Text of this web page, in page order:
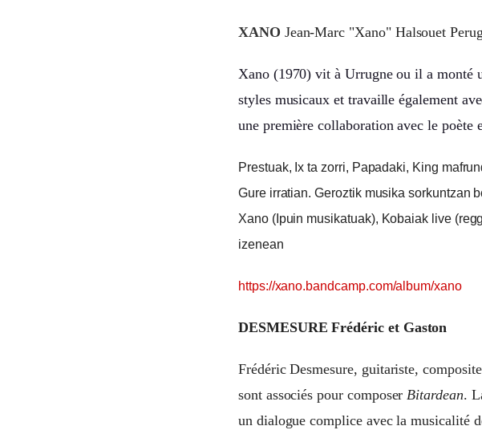
XANO Jean-Marc "Xano" Halsouet
Xano (1970) vit à Urrugne ou il a monté
styles musicaux et travaille également
une première collaboration avec le poète
Prestuak, Ix ta zorri, Papadaki, King
Gure irratian. Geroztik musika sorkuntzan
Xano (Ipuin musikatuak), Kobaiak live
izenean
https://xano.bandcamp.com/album/xano
DESMESURE Frédéric et Gaston
Frédéric Desmesure, guitariste,
sont associés pour composerBitardean.
un dialogue complice avec la musicalité